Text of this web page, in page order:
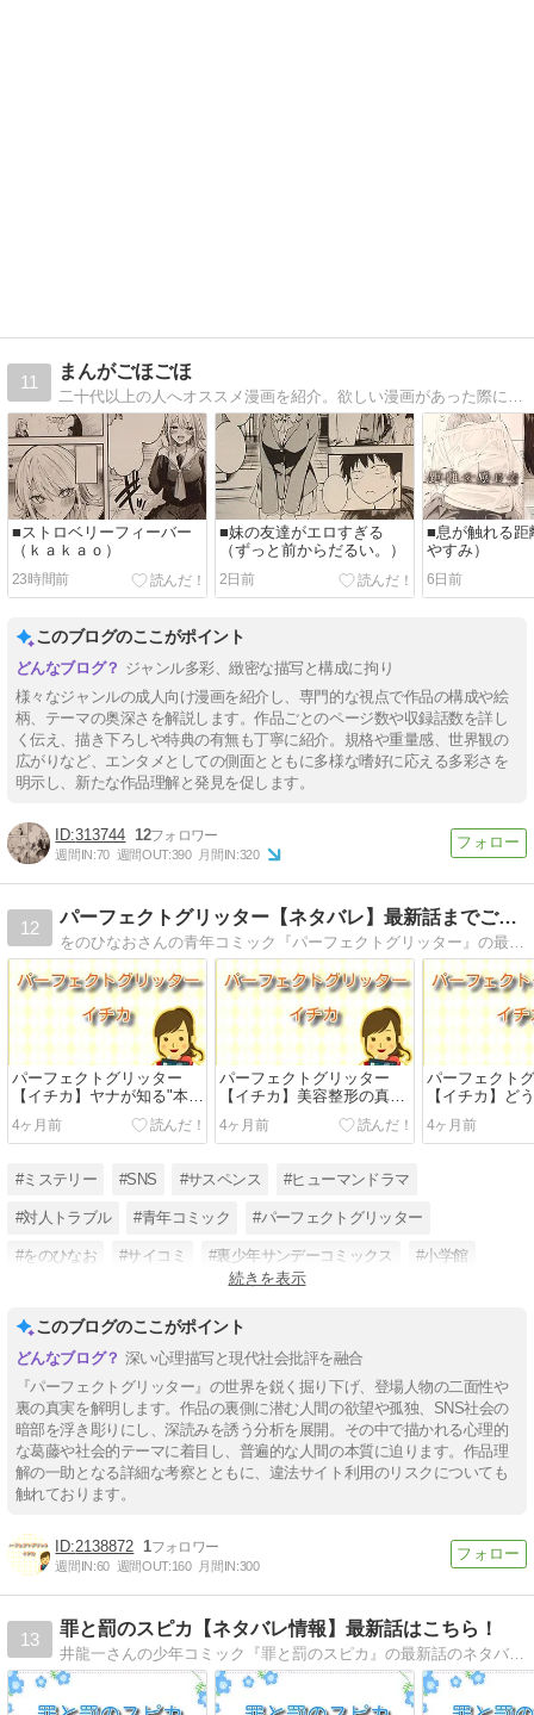
11
まんがごほごほ
二十代以上の人へオススメ漫画を紹介。欲しい漫画があった際にはぜひ参考にして頂ければ幸いです。
■ストロベリーフィーバー
（ｋａｋａｏ）
23時間前
■妹の友達がエロすぎる
（ずっと前からだるい。）
2日前
■息が触れる距
やすみ）
6日前
このブログのここがポイント
ジャンル多彩、緻密な描写と構成に拘り
様々なジャンルの成人向け漫画を紹介し、専門的な視点で作品の構成や絵
柄、テーマの奥深さを解説します。作品ごとのページ数や収録話数を詳し
く伝え、描き下ろしや特典の有無も丁寧に紹介。規格や重量感、世界観の
広がりなど、エンタメとしての側面とともに多様な嗜好に応える多彩さを
明示し、新たな作品理解と発見を促します。
313744 12
週間IN:70 週間OUT:390 月間IN:320
12
パーフェクトグリッター【ネタバレ】最新話までご紹介！
をのひなおさんの青年コミック『パーフェクトグリッター』の最新話までのネタバレをご紹介。
パーフェクトグリッター
【イチカ】ヤナが知る"本当
のイチカ"とは！？モモが知
らない裏の顔をネタバレ
4ヶ月前
パーフェクトグリッター
【イチカ】美容整形の真相
とは！？インフルエンサー
が整形を武器にする理由
4ヶ月前
パーフェクト
【イチカ】ど
踪・生死の真
解説
4ヶ月前
#ミステリー #SNS #サスペンス #ヒューマンドラマ
#対人トラブル #青年コミック #パーフェクトグリッター
#をのひなお #サイコミ #裏少年サンデーコミックス #小学館
続きを表示
このブログのここがポイント
深い心理描写と現代社会批評を融合
『パーフェクトグリッター』の世界を鋭く掘り下げ、登場人物の二面性や
裏の真実を解明します。作品の裏側に潜む人間の欲望や孤独、SNS社会の
暗部を浮き彫りにし、深読みを誘う分析を展開。その中で描かれる心理的
な葛藤や社会的テーマに着目し、普遍的な人間の本質に迫ります。作品理
解の一助となる詳細な考察とともに、違法サイト利用のリスクについても
触れております。
2138872 1
週間IN:60 週間OUT:160 月間IN:300
13
罪と罰のスピカ【ネタバレ情報】最新話はこちら！
井龍一さんの少年コミック『罪と罰のスピカ』の最新話のネタバレはこちら！特殊な能力を持つ女子高生が理不尽な悪に制裁を下していくサスペンス漫画。第1話から最新話までのあらすじ＆ネタバレを詳しくお届けします